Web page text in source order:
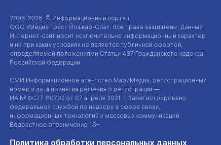
2006-2026 © Информационный портал
ООО «Медиа Траст Йошкар-Ола». Все права защищены. Данный
Интернет-сайт носит исключительно информационный характер
и ни при каких условиях не является публичной офертой,
определяемой положениями Статьи 437 Гражданского кодекса
Российской Федерации.
СМИ Информационное агентство МариМедиа, регистрационный
номер и дата принятия решения о регистрации —
ИА № ФС77-80702 от 07 апреля 2021 г. Зарегистрировано
Федеральной службой по надзору в сфере связи,
информационных технологий и массовых коммуникаций.
Возрастное ограничение 16+.
Политика обработки персональных данных